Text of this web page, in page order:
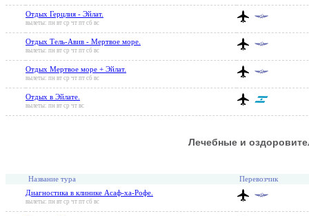
Отдых Герцлия - Эйлат.
вылеты: пн вт ср чт пт сб вс
Отдых Тель-Авив - Мертвое море.
вылеты: пн вт ср чт пт сб вс
Отдых Мертвое море + Эйлат.
вылеты: пн вт ср чт пт сб вс
Отдых в Эйлате.
вылеты: пн вт ср чт вс
Лечебные и
Название тура Перевозчик
Диагностика в клинике Асаф-ха-Рофе.
вылеты: пн вт ср чт пт сб вс